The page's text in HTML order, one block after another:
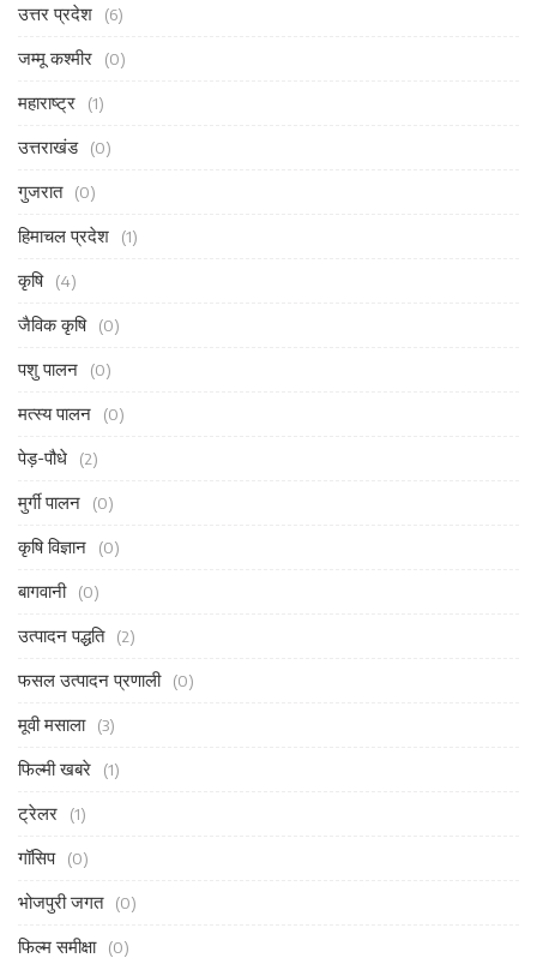
उत्तर प्रदेश (6)
जम्मू कश्मीर (0)
महाराष्ट्र (1)
उत्तराखंड (0)
गुजरात (0)
हिमाचल प्रदेश (1)
कृषि (4)
जैविक कृषि (0)
पशु पालन (0)
मत्स्य पालन (0)
पेड़-पौधे (2)
मुर्गी पालन (0)
कृषि विज्ञान (0)
बागवानी (0)
उत्पादन पद्धति (2)
फसल उत्पादन प्रणाली (0)
मूवी मसाला (3)
फिल्मी खबरे (1)
ट्रेलर (1)
गॉसिप (0)
भोजपुरी जगत (0)
फिल्म समीक्षा (0)